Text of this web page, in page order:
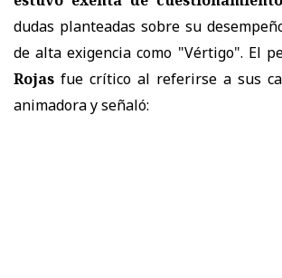
dudas planteadas sobre su
de alta exigencia como "Vértigo". El
Rojas fue crítico al referirse a sus
animadora y señaló: